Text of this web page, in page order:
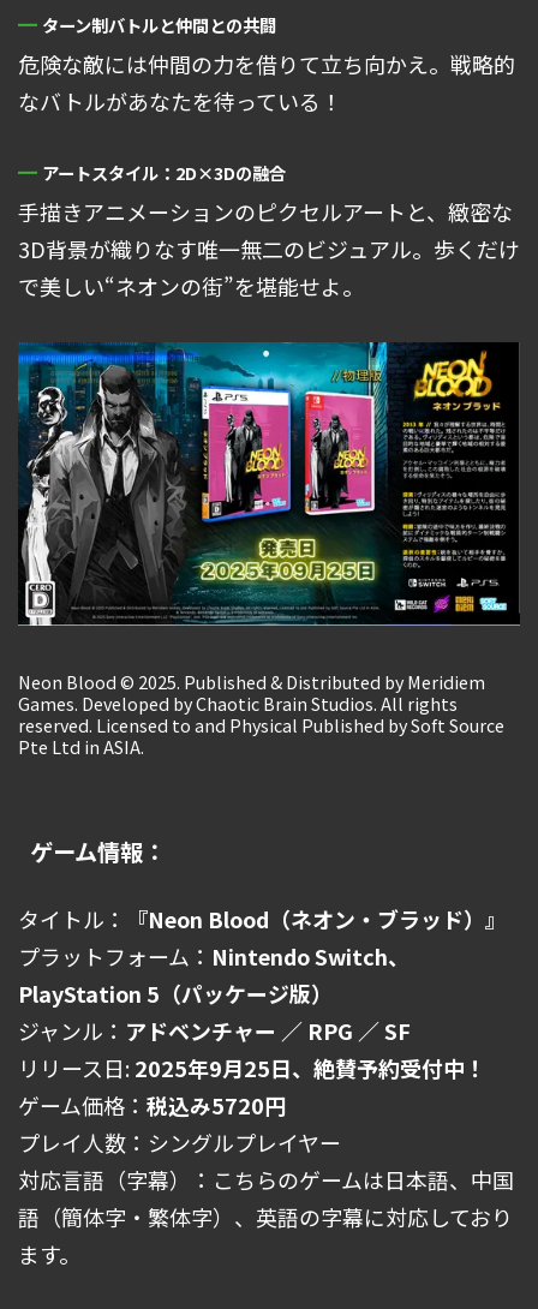
ターン制バトルと仲間との共闘
危険な敵には仲間の力を借りて立ち向かえ。戦略的
なバトルがあなたを待っている！
アートスタイル：2D×3Dの融合
手描きアニメーションのピクセルアートと、緻密な
3D背景が織りなす唯一無二のビジュアル。歩くだけ
で美しい“ネオンの街”を堪能せよ。
Neon Blood © 2025. Published & Distributed by Meridiem
Games. Developed by Chaotic Brain Studios. All rights
reserved. Licensed to and Physical Published by Soft Source
Pte Ltd in ASIA.
ゲーム情報：
タイトル：
『Neon Blood（ネオン・ブラッド）』
プラットフォーム： Nintendo Switch、
PlayStation 5（パッケージ版）
ジャンル： アドベンチャー ／ RPG ／ SF
リリース日:2025年9月25日、絶賛予約受付中！
ゲーム価格： 税込み5720円
プレイ人数：シングルプレイヤー
対応言語（字幕）：こちらのゲームは日本語、中国
語（簡体字・繁体字）、英語の字幕に対応しており
ます。